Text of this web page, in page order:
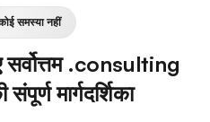
समस्या नहीं
.consulting
मार्गदर्शिका